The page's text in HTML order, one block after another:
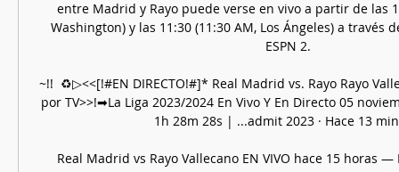
entre Madrid y Rayo puede verse en vivo a partir de las
Washington) y las 11:30 (11:30 AM, Los Ángeles) a través
ESPN 2.
~!!  ♻️▷<<[!#EN DIRECTO!#]* Real Madrid vs. Rayo Rayo
por TV>>!➡La Liga 2023/2024 En Vivo Y En Directo 05
1h 28m 28s | ...admit 2023 · Hace 13
Real Madrid vs Rayo Vallecano EN VIVO hace 15 horas